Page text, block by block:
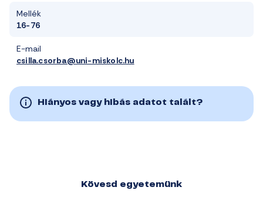
Mellék
16-76
E-mail
csilla.csorba@uni-miskolc.hu
Hiányos vagy hibás adatot talált?
Kövesd egyetemünk